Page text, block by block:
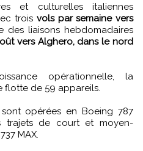
trois vols par semaine vers
des liaisons hebdomadaires
vers Alghero, dans le nord
opérationnelle, la
flotte de 59 appareils.
opérées en Boeing 787
trajets de court et moyen-
MAX.